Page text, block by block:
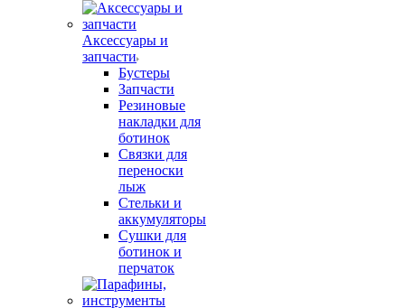
Аксессуары и
запчасти
Бустеры
Запчасти
Резиновые
накладки для
ботинок
Связки для
переноски
лыж
Стельки и
аккумуляторы
Сушки для
ботинок и
перчаток